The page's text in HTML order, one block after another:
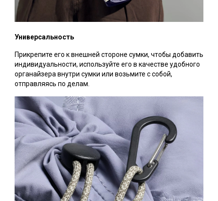
Универсальность
Прикрепите его к внешней стороне сумки, чтобы добавить
индивидуальности, используйте его в качестве удобного
органайзера внутри сумки или возьмите с собой,
отправляясь по делам.